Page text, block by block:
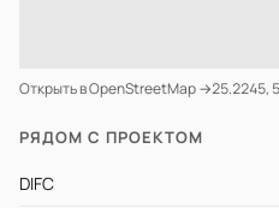
Открыть в OpenStreetMap →25.2245,
РЯДОМ С ПРОЕКТОМ
DIFC